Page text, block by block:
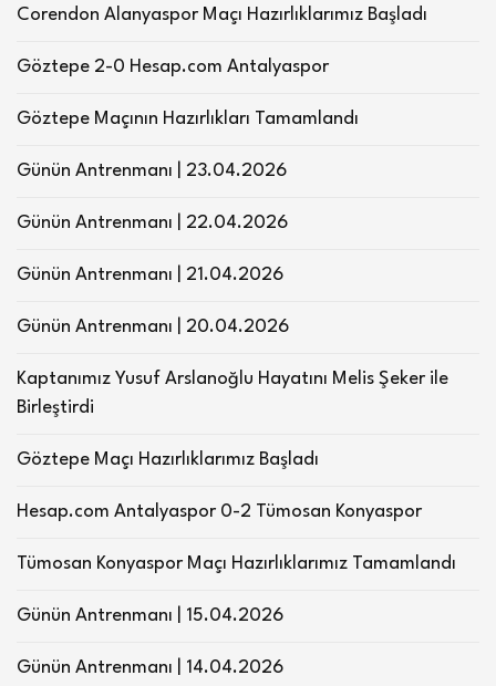
Corendon Alanyaspor Maçı Hazırlıklarımız Başladı
Göztepe 2-0 Hesap.com Antalyaspor
Göztepe Maçının Hazırlıkları Tamamlandı
Günün Antrenmanı | 23.04.2026
Günün Antrenmanı | 22.04.2026
Günün Antrenmanı | 21.04.2026
Günün Antrenmanı | 20.04.2026
Kaptanımız Yusuf Arslanoğlu Hayatını Melis Şeker ile
Birleştirdi
Göztepe Maçı Hazırlıklarımız Başladı
Hesap.com Antalyaspor 0-2 Tümosan Konyaspor
Tümosan Konyaspor Maçı Hazırlıklarımız Tamamlandı
Günün Antrenmanı | 15.04.2026
Günün Antrenmanı | 14.04.2026